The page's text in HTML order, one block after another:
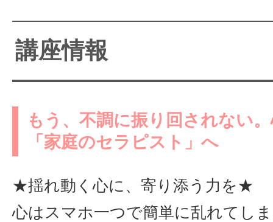
講座情報
もう、不調に振り回されない
「家庭のセラピスト」へ
★揺れ動く心に、寄り添う力を★
心はスマホ一つで簡単に乱れてし